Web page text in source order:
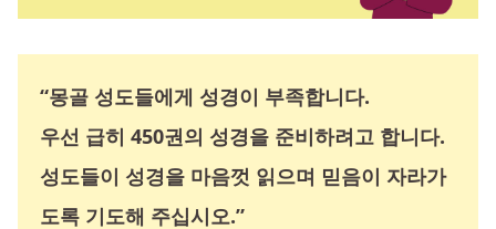
“몽골 성도들에게 성경이 부족합니다.
우선 급히 450권의 성경을 준비하려고 합니다.
성도들이 성경을 마음껏 읽으며 믿음이 자라가
도록 기도해 주십시오.”